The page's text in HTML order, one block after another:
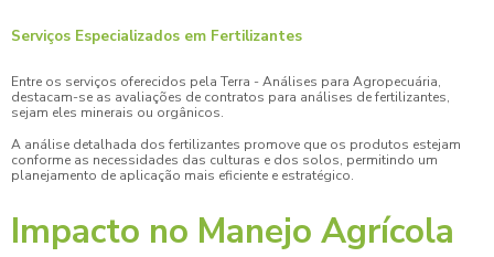
Serviços Especializados em Fertilizantes
Entre os serviços oferecidos pela Terra - Análises para Agropecuária,
destacam-se as avaliações de contratos para análises de fertilizantes,
sejam eles minerais ou orgânicos.
A análise detalhada dos fertilizantes promove que os produtos estejam
conforme as necessidades das culturas e dos solos, permitindo um
planejamento de aplicação mais eficiente e estratégico.
Impacto no Manejo Agrícola